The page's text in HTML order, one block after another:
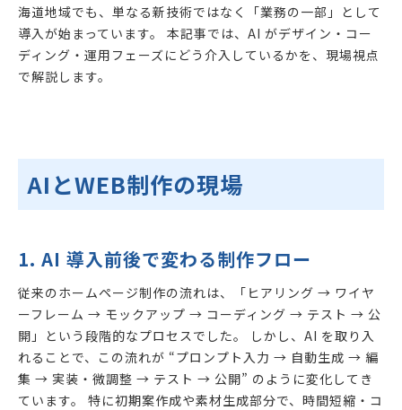
海道地域でも、単なる新技術ではなく「業務の一部」として
導入が始まっています。 本記事では、AI がデザイン・コー
ディング・運用フェーズにどう介入しているかを、現場視点
で解説します。
AIとWEB制作の現場
1. AI 導入前後で変わる制作フロー
従来のホームページ制作の流れは、「ヒアリング → ワイヤ
ーフレーム → モックアップ → コーディング → テスト → 公
開」という段階的なプロセスでした。 しかし、AI を取り入
れることで、この流れが “プロンプト入力 → 自動生成 → 編
集 → 実装・微調整 → テスト → 公開” のように変化してき
ています。 特に初期案作成や素材生成部分で、時間短縮・コ